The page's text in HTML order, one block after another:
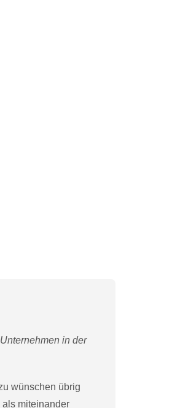
in der
wünschen übrig
als miteinander